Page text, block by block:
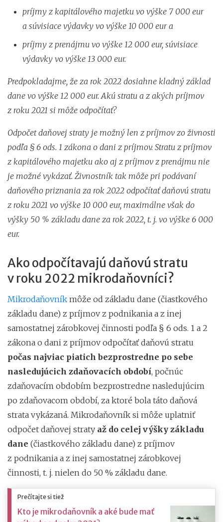
príjmy z kapitálového majetku vo výške 7 000 eur
a súvisiace výdavky vo výške 10 000 eur a
príjmy z prenájmu vo výške 12 000 eur, súvisiace
výdavky vo výške 13 000 eur.
Predpokladajme, že za rok 2022 dosiahne kladný základ
dane vo výške 12 000 eur. Akú stratu a z akých príjmov
z roku 2021 si môže odpočítať?
Odpočet daňovej straty je možný len z príjmov zo živnosti
podľa § 6 ods. 1 zákona o dani z príjmov. Stratu z príjmov
z kapitálového majetku ako aj z príjmov z prenájmu nie
je možné vykázať. Živnostník tak môže pri podávaní
daňového priznania za rok 2022 odpočítať daňovú stratu
z roku 2021 vo výške 10 000 eur, maximálne však do
výšky 50 % základu dane za rok 2022, t. j. vo výške 6 000
eur.
Ako odpočítavajú daňovú stratu
v roku 2022 mikrodaňovníci?
Mikrodaňovník môže od základu dane (čiastkového
základu dane) z príjmov z podnikania a z inej
samostatnej zárobkovej činnosti podľa § 6 ods. 1 a 2
zákona o dani z príjmov odpočítať daňovú stratu
počas najviac piatich bezprostredne po sebe
nasledujúcich zdaňovacích období, počnúc
zdaňovacím obdobím bezprostredne nasledujúcim
po zdaňovacom období, za ktoré bola táto daňová
strata vykázaná. Mikrodaňovník si môže uplatniť
odpočet daňovej straty až do celej výšky základu
dane (čiastkového základu dane) z príjmov
z podnikania a z inej samostatnej zárobkovej
činnosti, t. j. nielen do 50 % základu dane.
Prečítajte si tiež
Kto je mikrodaňovník a aké bude mať